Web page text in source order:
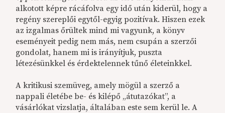
alkotott képre rácáfolva egy idő után kiderül, hogy a
regény szereplői egytől-egyig pozitívak. Hiszen ezek
az izgalmas őrültek mind mi vagyunk, a könyv
eseményeit pedig nem más, nem csupán a szerzői
gondolat, hanem mi is irányítjuk, puszta
létezésünkkel és érdektelennek tűnő életeinkkel.
A kritikusi szemüveg, amely mögül a szerző a
nappali életébe be- és kilépő „átutazókat”, a
vásárlókat vizslatja, általában este sem kerül le. A